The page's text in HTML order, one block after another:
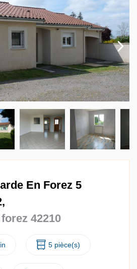
En Forez 5
42210
5 pièce(s)